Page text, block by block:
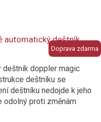
Doprava zdarma
automatický deštník
deštník doppler magic
deštníku se
deštníku nedojde k jeho
odolný proti změnám